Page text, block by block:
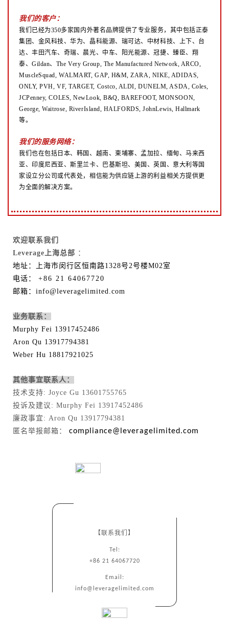
我们的客户：
我们已经为350多家国内外著名品牌提供了专业服务，其中包括正泰
集团、金风科技、华为、晶科能源、瑞可达、中材科技、上下、台
达、丰田汽车、奇瑞、晨光、中车、阳光能源、冠捷、臻臣、翔
泰、Gildan、The Very Group, The Manufactured Network, ARCO,
MuscleSquad, WALMART, GAP, H&M, ZARA, NIKE, ADIDAS,
ONLY, PVH, VF, TARGET, Costco, ALDI, DUNELM, ASDA, Coles,
JCPenney, COLES, NewLook, B&Q, BAREFOOT, MONSOON,
George, Waitrose, RiverIsland, HALFORDS, JohnLewis, Hallmark
等。
我们的服务网络：
我们也在包括日本、韩国、越南、柬埔寨、孟加拉、缅甸、马来西
亚、印度尼西亚、斯里兰卡、巴基斯坦、美国、英国、意大利等国
家设立分公司或代表处，相信能为供应链上游的利益相关方提供更
为全面的解决方案。
欢迎联系我们
Leverage上海总部 ：
地址：上海市闵行区恒南路1328号2号楼M02室
电话： +86 21 64067720
邮箱：info@leveragelimited.com
业务联系：
Murphy Fei 13917452486
Aron Qu 13917794381
Weber Hu 18817921025
其他事宜联系人：
技术支持: Joyce Gu 13601755765
投诉及建议: Murphy Fei 13917452486
廉政事宜: Aron Qu 13917794381
匿名举报邮箱： compliance@leveragelimited.com
【联系我们】
Tel:
+86 21 64067720
Email:
info@leveragelimited.com